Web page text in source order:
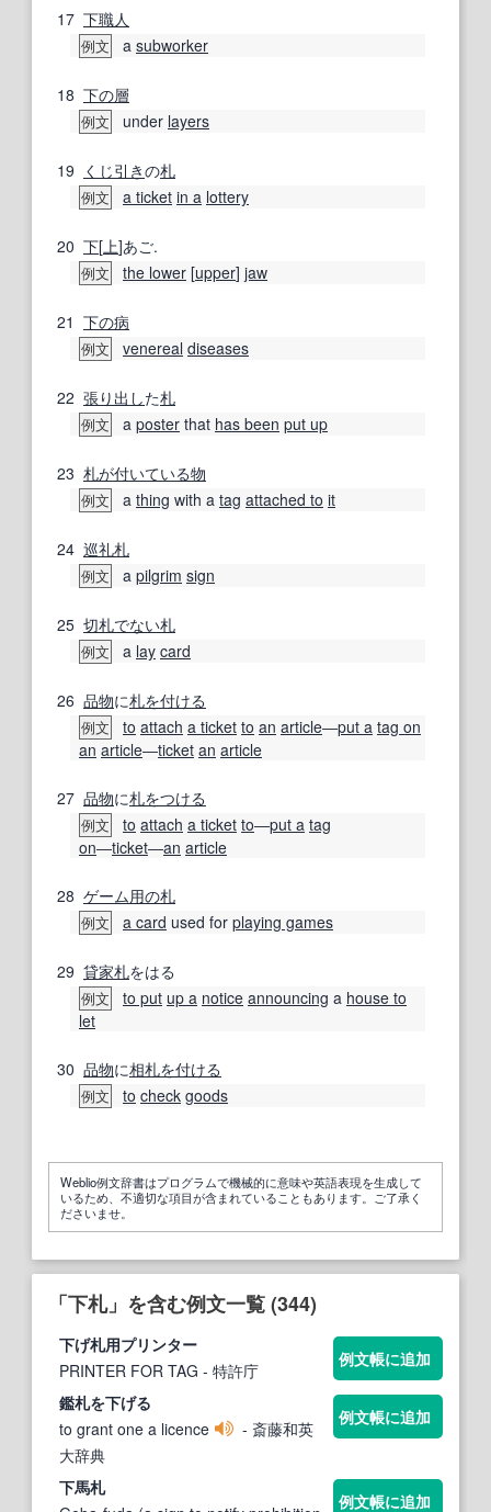
17 下職人
例文 a subworker
18 下の層
例文 under layers
19 くじ引きの札
例文 a ticket in a lottery
20 下[ 上]あご.
例文 the lower [upper] jaw
21 下の病
例文 venereal diseases
22 張り出した札
例文 a poster that has been put up
23 札が付いている物
例文 a thing with a tag attached to it
24 巡礼札
例文 a pilgrim sign
25 切札でない札
例文 a lay card
26 品物に札を付ける
例文 to attach a ticket to an article―put a tag on
an article―ticket an article
27 品物に札をつける
例文 to attach a ticket to―put a tag
on―ticket―an article
28 ゲーム 用の札
例文 a card used for playing games
29 貸家札をはる
例文 to put up a notice announcing a house to
let
30 品物に相札を付ける
例文 to check goods
Weblio例文辞書はプログラムで機械的に意味や英語表現を生成して
いるため、不適切な項目が含まれていることもあります。ご了承く
ださいませ。
「下札」を含む例文一覧 (344)
下げ札用プリンター
PRINTER FOR TAG - 特許庁
例文帳に追加
鑑札を下げる
to grant one a licence
- 斎藤和英
大辞典
例文帳に追加
下馬札
例文帳に追加